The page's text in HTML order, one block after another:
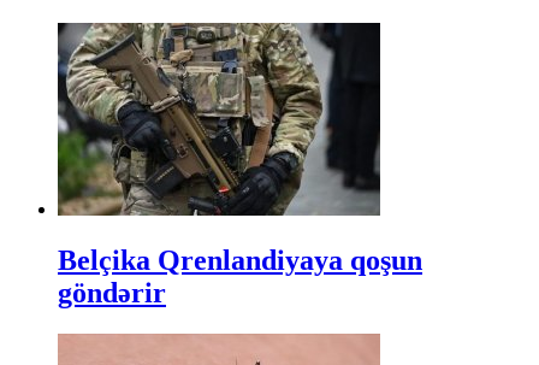
Belçika Qrenlandiyaya qoşun
göndərir